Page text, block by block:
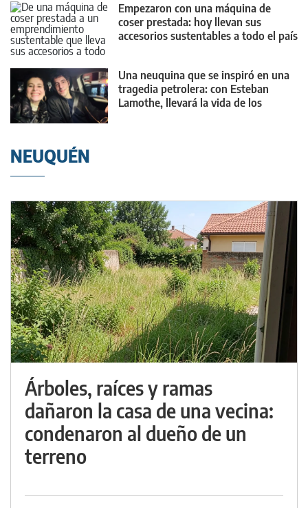
Empezaron con una máquina de
coser prestada: hoy llevan sus
accesorios sustentables a todo el país
Una neuquina que se inspiró en una
tragedia petrolera: con Esteban
Lamothe, llevará la vida de los
NEUQUÉN
Árboles, raíces y ramas
dañaron la casa de una vecina:
condenaron al dueño de un
terreno